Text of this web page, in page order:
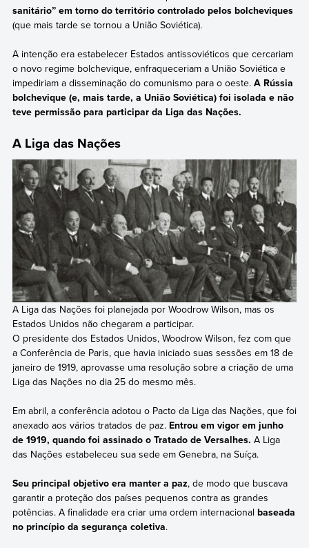
sanitário” em torno do território controlado pelos bolcheviques
(que mais tarde se tornou a União Soviética).
A intenção era estabelecer Estados antissoviéticos que cercariam
o novo regime bolchevique, enfraqueceriam a União Soviética e
impediriam a disseminação do comunismo para o oeste. A Rússia
bolchevique (e, mais tarde, a União Soviética) foi isolada e não
teve permissão para participar da Liga das Nações.
A Liga das Nações
A Liga das Nações foi planejada por Woodrow Wilson, mas os
Estados Unidos não chegaram a participar.
O presidente dos Estados Unidos, Woodrow Wilson, fez com que
a Conferência de Paris, que havia iniciado suas sessões em 18 de
janeiro de 1919, aprovasse uma resolução sobre a criação de uma
Liga das Nações no dia 25 do mesmo mês.
Em abril, a conferência adotou o Pacto da Liga das Nações, que foi
anexado aos vários tratados de paz. Entrou em vigor em junho
de 1919, quando foi assinado o Tratado de Versalhes. A Liga
das Nações estabeleceu sua sede em Genebra, na Suíça.
Seu principal objetivo era manter a paz, de modo que buscava
garantir a proteção dos países pequenos contra as grandes
potências. A finalidade era criar uma ordem internacional baseada
no princípio da segurança coletiva.